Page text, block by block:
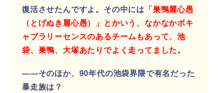
復活させたんですよ。その中には
「巣鴨麗心愚
（とげぬき麗心愚）」とかいう、なかなかボキ
ャブラリーセンスのあるチームもあって、池
袋、巣鴨、大塚あたりでよく走ってました。
――そのほか、90年代の池袋界隈で有名だった
暴走族は？